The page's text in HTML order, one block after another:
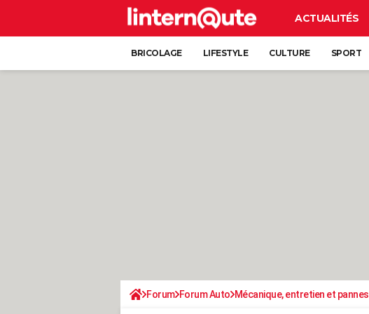
ACTUALITÉS
BRICOLAGE LIFESTYLE CULTURE SPORT
Forum Forum Auto Mécanique, entretien et pannes